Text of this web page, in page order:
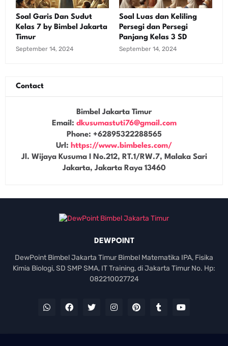
Soal Garis Dan Sudut
Kelas 7 by Bimbel Jakarta
Timur
September 14, 2024
Soal Luas dan Keliling
Persegi dan Persegi
Panjang Kelas 3 SD
September 14, 2024
Contact
Bimbel Jakarta Timur
Email: dkusumastuti76@gmail.com
Phone: +62895322288565
Url: https://www.bimbeles.com/
Jl. Wijaya Kusuma I No.212, RT.1/RW.7, Malaka Sari
Jakarta, Jakarta Raya 13460
DEWPOINT
DewPoint Bimbel Jakarta Timur Bimbel Matematika IPA, Fisika
Kimia Biologi, SD SMP SMA, IT Training, di Jakarta Timur No. Hp:
082210027724